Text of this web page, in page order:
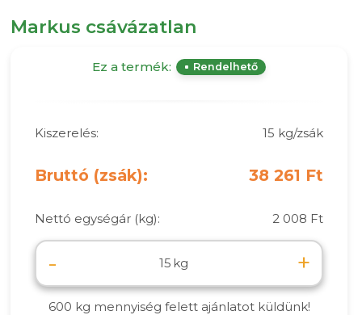
Markus csávázatlan
Ez a termék: Rendelhető
Kiszerelés: 15 kg/zsák
Bruttó (zsák): 38 261 Ft
Nettó egységár (kg): 2 008 Ft
- kg +
600 kg mennyiség felett ajánlatot küldünk!